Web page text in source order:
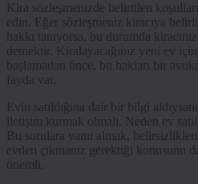
Kira sözleşmenizde belirtilen
edin. Eğer sözleşmeniz kiracıya
hakkı tanıyorsa, bu durumda
demektir. Kiralayacağınız yeni ev
başlamadan önce, bu hakları bir
fayda var.
Evin satıldığına dair bir bilgi
iletişim kurmak olmalı. Neden ev
Bu sorulara yanıt almak,
evden çıkmanız gerektiği konusunu
önemli.